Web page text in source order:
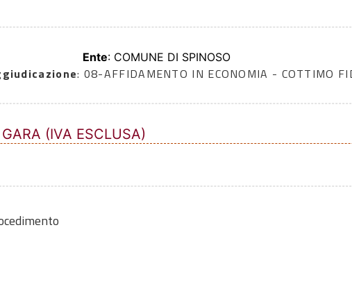
Ente: COMUNE DI SPINOSO
: 08-AFFIDAMENTO IN ECONOMIA - COTTIMO
(IVA ESCLUSA)